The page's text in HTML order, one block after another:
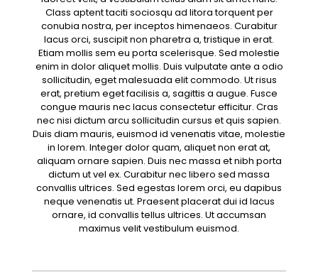
Class aptent taciti sociosqu ad litora torquent per
conubia nostra, per inceptos himenaeos. Curabitur
lacus orci, suscipit non pharetra a, tristique in erat.
Etiam mollis sem eu porta scelerisque. Sed molestie
enim in dolor aliquet mollis. Duis vulputate ante a odio
sollicitudin, eget malesuada elit commodo. Ut risus
erat, pretium eget facilisis a, sagittis a augue. Fusce
congue mauris nec lacus consectetur efficitur. Cras
nec nisi dictum arcu sollicitudin cursus et quis sapien.
Duis diam mauris, euismod id venenatis vitae, molestie
in lorem. Integer dolor quam, aliquet non erat at,
aliquam ornare sapien. Duis nec massa et nibh porta
dictum ut vel ex. Curabitur nec libero sed massa
convallis ultrices. Sed egestas lorem orci, eu dapibus
neque venenatis ut. Praesent placerat dui id lacus
ornare, id convallis tellus ultrices. Ut accumsan
maximus velit vestibulum euismod.